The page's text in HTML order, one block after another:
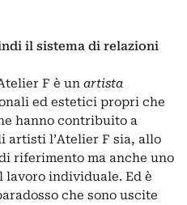
il sistema di relazioni
F è un artista
ed estetici propri che
hanno contribuito a
artisti l’Atelier F sia, allo
riferimento ma anche uno
lavoro individuale. Ed è
che sono uscite